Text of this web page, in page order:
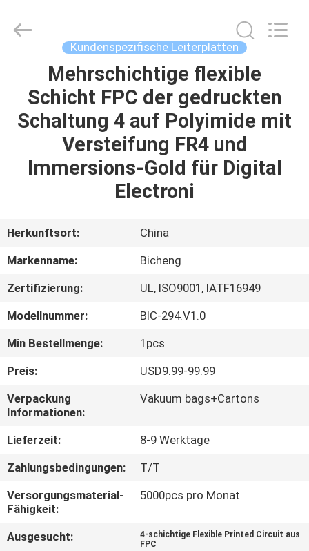
HAUSE
PRODUKTE
ÜBER
UNS
WERKSBESICHTIGUNG
QUALITÄTSKONTROLLE
MIT
UNS
NEUIGKEITEN
FÄLLE
Kundenspezifische Leiterplatten
Mehrschichtige flexible
Schicht FPC der gedruckten
Schaltung 4 auf Polyimide mit
Versteifung FR4 und
Immersions-Gold für Digital
Electroni
Herkunftsort:
China
Markenname:
Bicheng
Zertifizierung:
UL, ISO9001, IATF16949
Modellnummer:
BIC-294.V1.0
Min Bestellmenge:
1pcs
Preis:
USD9.99-99.99
Verpackung
Informationen:
Vakuum bags+Cartons
Lieferzeit:
8-9 Werktage
Zahlungsbedingungen:
T/T
Versorgungsmaterial-
Fähigkeit:
5000pcs pro Monat
Ausgesucht:
4-schichtige Flexible Printed Circuit aus
FPC